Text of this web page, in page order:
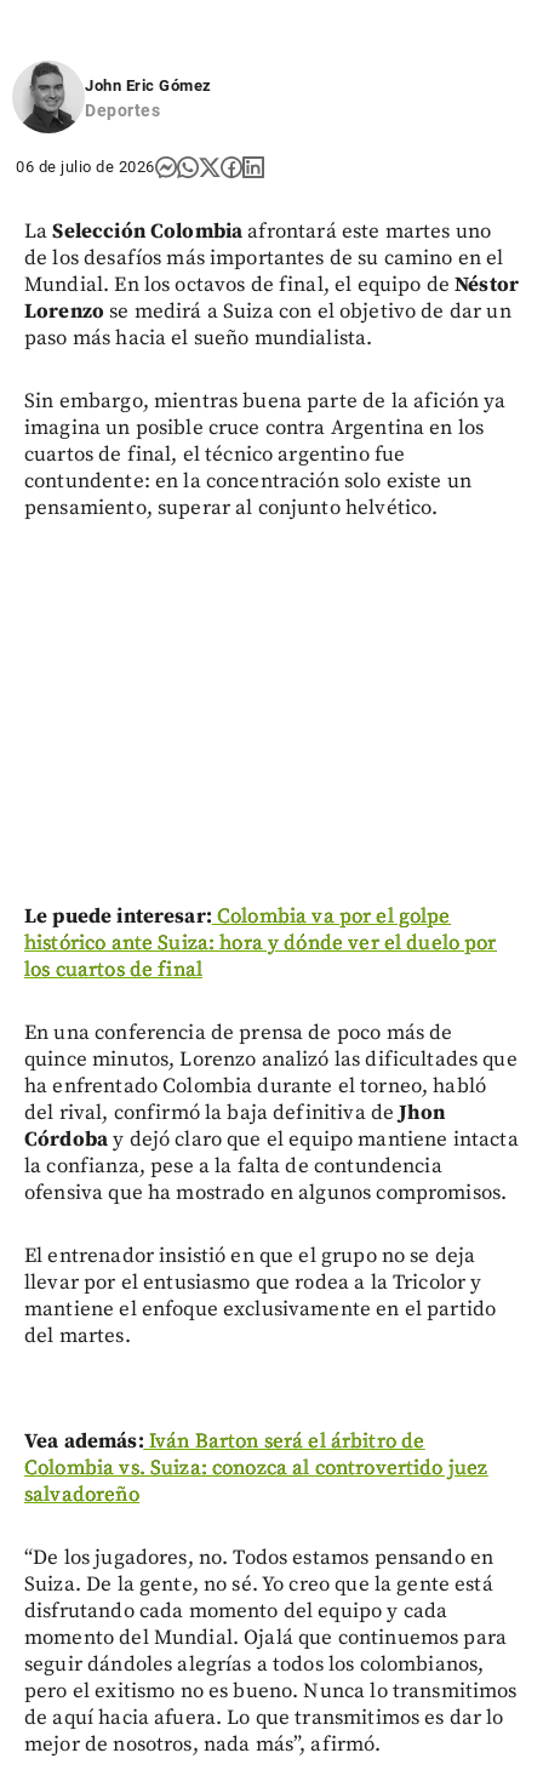
John Eric Gómez
Deportes
06 de julio de 2026
LaSelección Colombiaafrontará este martes uno
de los desafíos más importantes de su camino en el
Mundial. En los octavos de final, el equipo deNéstor
Lorenzose medirá a Suiza con el objetivo de dar un
paso más hacia el sueño mundialista.
Sin embargo, mientras buena parte de la afición ya
imagina un posible cruce contra Argentina en los
cuartos de final, el técnico argentino fue
contundente: en la concentración solo existe un
pensamiento, superar al conjunto helvético.
Le puede interesar: Colombia va por el golpe
histórico ante Suiza: hora y dónde ver el duelo por
los cuartos de final
En una conferencia de prensa de poco más de
quince minutos, Lorenzo analizó las dificultades que
ha enfrentado Colombia durante el torneo, habló
del rival, confirmó la baja definitiva deJhon
Córdobay dejó claro que el equipo mantiene intacta
la confianza, pese a la falta de contundencia
ofensiva que ha mostrado en algunos compromisos.
El entrenador insistió en que el grupo no se deja
llevar por el entusiasmo que rodea a la Tricolor y
mantiene el enfoque exclusivamente en el partido
del martes.
Vea además: Iván Barton será el árbitro de
Colombia vs. Suiza: conozca al controvertido juez
salvadoreño
“De los jugadores, no. Todos estamos pensando en
Suiza. De la gente, no sé. Yo creo que la gente está
disfrutando cada momento del equipo y cada
momento del Mundial. Ojalá que continuemos para
seguir dándoles alegrías a todos los colombianos,
pero el exitismo no es bueno. Nunca lo transmitimos
de aquí hacia afuera. Lo que transmitimos es dar lo
mejor de nosotros, nada más”, afirmó.